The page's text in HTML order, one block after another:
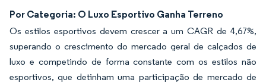
Por Categoria: O Luxo Esportivo Ganha Terreno
Os estilos esportivos devem crescer a um CAGR de 4,67%,
superando o crescimento do mercado geral de calçados de
luxo e competindo de forma constante com os estilos não
esportivos, que detinham uma participação de mercado de